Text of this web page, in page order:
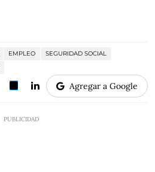
EMPLEO
SEGURIDAD SOCIAL
Agregar a Google